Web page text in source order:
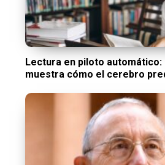
Lectura en piloto automático:
muestra cómo el cerebro